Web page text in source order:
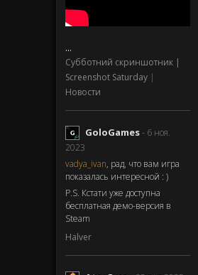
...
Субботний скриншотник |
Screenshot Saturday |
Новости
GoloGames- 6 ноя.
2023
vadya_ivan, рад, что вам игра
показалась интересной : )
P.S. Кстати уже доступна
бесплатная демо-версия в
Steam
Halver